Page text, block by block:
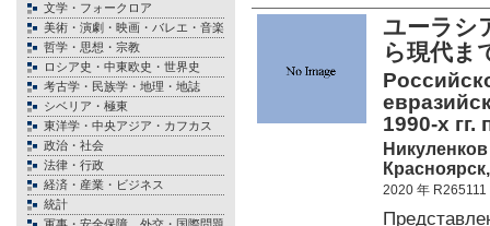
文学・フォークロア
美術・演劇・映画・バレエ・音楽
哲学・思想・宗教
ロシア史・中東欧史・世界史
考古学・民族学・地理・地誌
シベリア・極東
東洋学・中央アジア・カフカス
政治・社会
法律・行政
経済・産業・ビジネス
統計
ユーラシ
ら現代ま
1990-х
2020 年 R265111